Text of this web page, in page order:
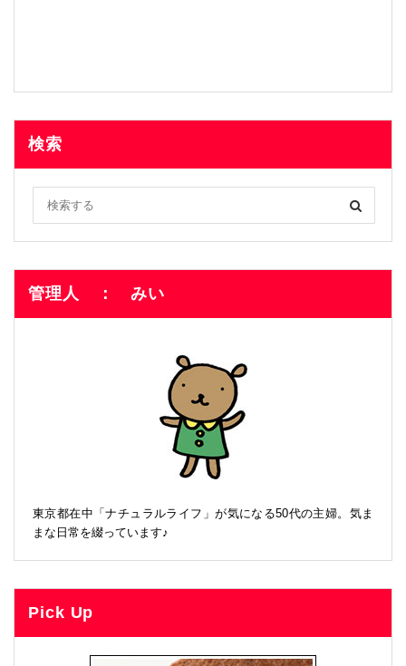
検索
管理人 ： みい
東京都在中「ナチュラルライフ」が気になる50代の主婦。気ま
まな日常を綴っています♪
Pick Up